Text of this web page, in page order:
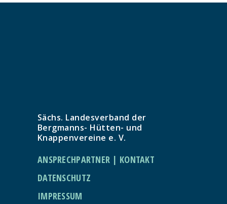
Sächs. Landesverband der
Bergmanns- Hütten- und
Knappenvereine e. V.
ANSPRECHPARTNER | KONTAKT
DATENSCHUTZ
IMPRESSUM